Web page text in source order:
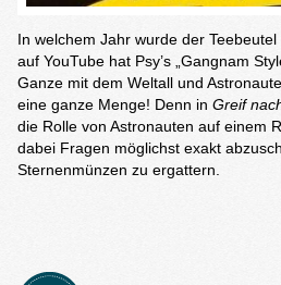
In welchem Jahr wurde der
auf YouTube hat Psy’s „Gangnam
Ganze mit dem Weltall und
eine ganze Menge! Denn in Greif
die Rolle von Astronauten auf einem
dabei Fragen möglichst exakt
Sternenmünzen zu ergattern.